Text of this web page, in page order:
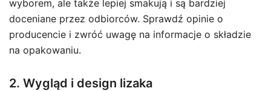
wyborem, ale także lepiej smakują i są bardziej
doceniane przez odbiorców. Sprawdź opinie o
producencie i zwróć uwagę na informacje o składzie
na opakowaniu.
2. Wygląd i design lizaka